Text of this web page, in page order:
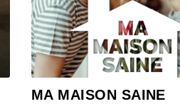
chez
Une
Unis
00:03:00
MA MAISON SAINE